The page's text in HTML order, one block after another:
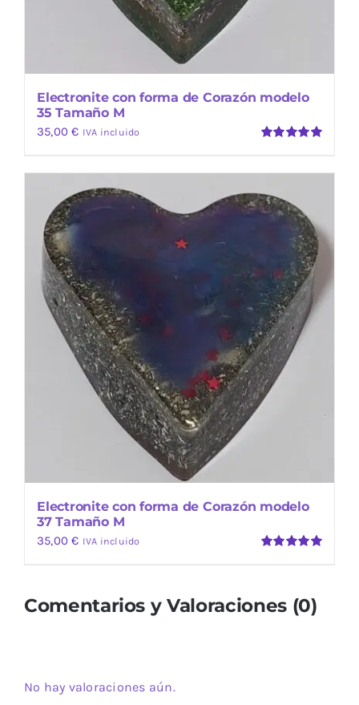
Electronite con forma de Corazón modelo
35 Tamaño M
5
35,00€ IVA incluido
Electronite con forma de Corazón modelo
37 Tamaño M
35,00€ IVA incluido
Comentarios y Valoraciones (0)
No hay valoraciones aún.